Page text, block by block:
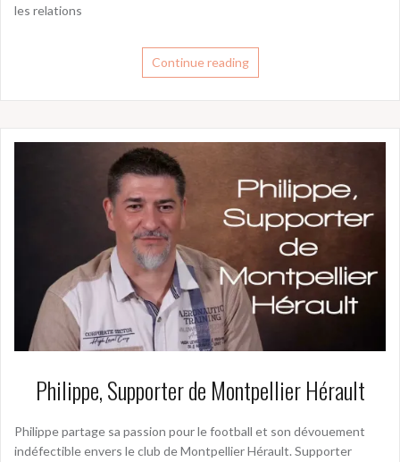
les relations
Continue reading
Philippe, Supporter de Montpellier Hérault
Philippe partage sa passion pour le football et son dévouement
indéfectible envers le club de Montpellier Hérault. Supporter